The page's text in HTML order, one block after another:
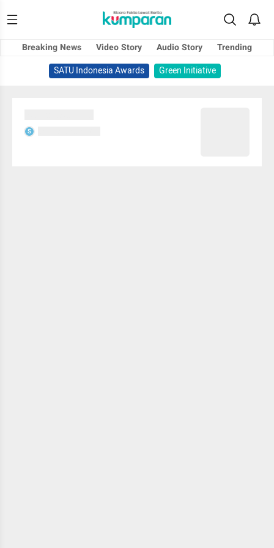
Breaking News Video Story Audio Story
Trending
SATU Indonesia Awards
Green Initiative
S